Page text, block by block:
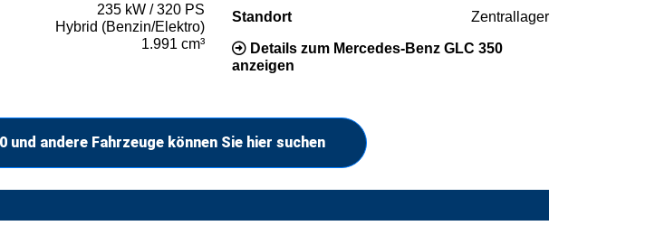
235 kW / 320 PS
Hybrid (Benzin/Elektro)
1.991 cm³
Standort Zentrallager
Details zum Mercedes-Benz GLC 350
anzeigen
und andere Fahrzeuge können Sie hier suchen